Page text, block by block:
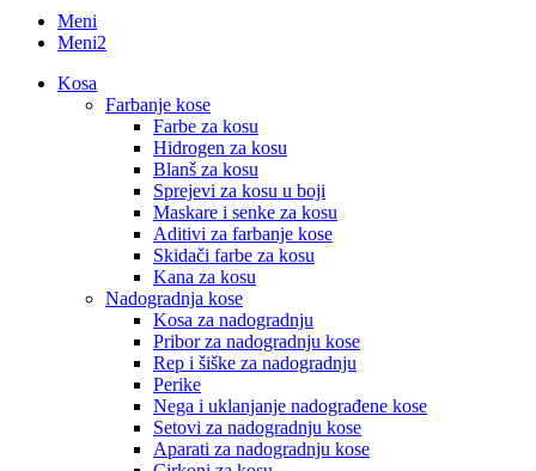
Meni
Meni2
Kosa
Farbanje kose
Farbe za kosu
Hidrogen za kosu
Blanš za kosu
Sprejevi za kosu u boji
Maskare i senke za kosu
Aditivi za farbanje kose
Skidači farbe za kosu
Kana za kosu
Nadogradnja kose
Kosa za nadogradnju
Pribor za nadogradnju kose
Rep i šiške za nadogradnju
Perike
Nega i uklanjanje nadograđene kose
Setovi za nadogradnju kose
Aparati za nadogradnju kose